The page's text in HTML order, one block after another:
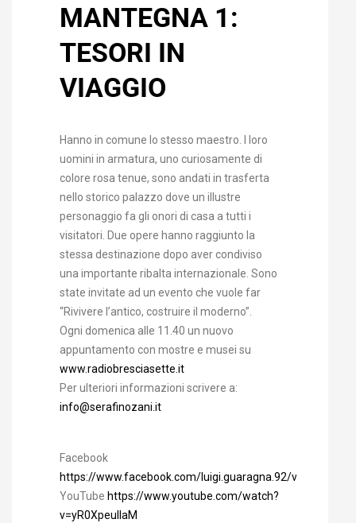
MANTEGNA 1:
TESORI IN
VIAGGIO
Hanno in comune lo stesso maestro. I loro
uomini in armatura, uno curiosamente di
colore rosa tenue, sono andati in trasferta
nello storico palazzo dove un illustre
personaggio fa gli onori di casa a tutti i
visitatori. Due opere hanno raggiunto la
stessa destinazione dopo aver condiviso
una importante ribalta internazionale. Sono
state invitate ad un evento che vuole far
“Rivivere l’antico, costruire il moderno”.
Ogni domenica alle 11.40 un nuovo
appuntamento con mostre e musei su
www.radiobresciasette.it
Per ulteriori informazioni scrivere a:
info@serafinozani.it
Facebook
https://www.facebook.com/luigi.guaragna.92/videos/
YouTube https://www.youtube.com/watch?
v=yR0XpeuIIaM